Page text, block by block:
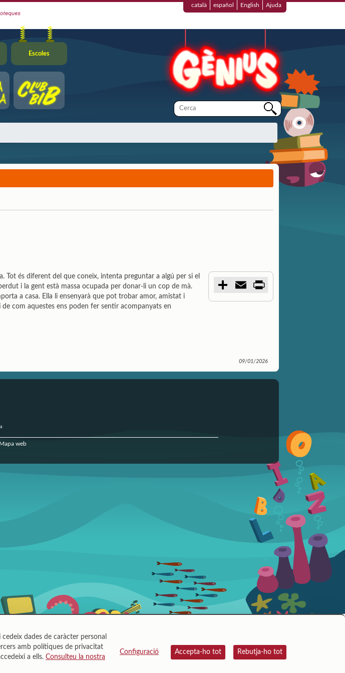
català español English Ajuda
Escoles
m
Tot és diferent del que coneix, intenta preguntar a algú per si el
i la gent està massa ocupada per donar-li un cop de mà.
a casa. Ella li ensenyarà que pot trobar amor, amistat i
com aquestes ens poden fer sentir acompanyats en
09/01/2026
Mapa web
dades de caràcter personal
amb polítiques de privacitat
a ells. Consulteu la nostra
Configuració Accepta-ho tot Rebutja-ho tot